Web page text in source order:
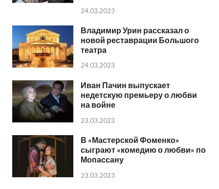
24.03.2023
Владимир Урин рассказал о
новой реставрации Большого
театра
24.03.2023
Иван Пачин выпускает
недетскую премьеру о любви
на войне
23.03.2023
В «Мастерской Фоменко»
сыграют «комедию о любви» по
Мопассану
23.03.2023